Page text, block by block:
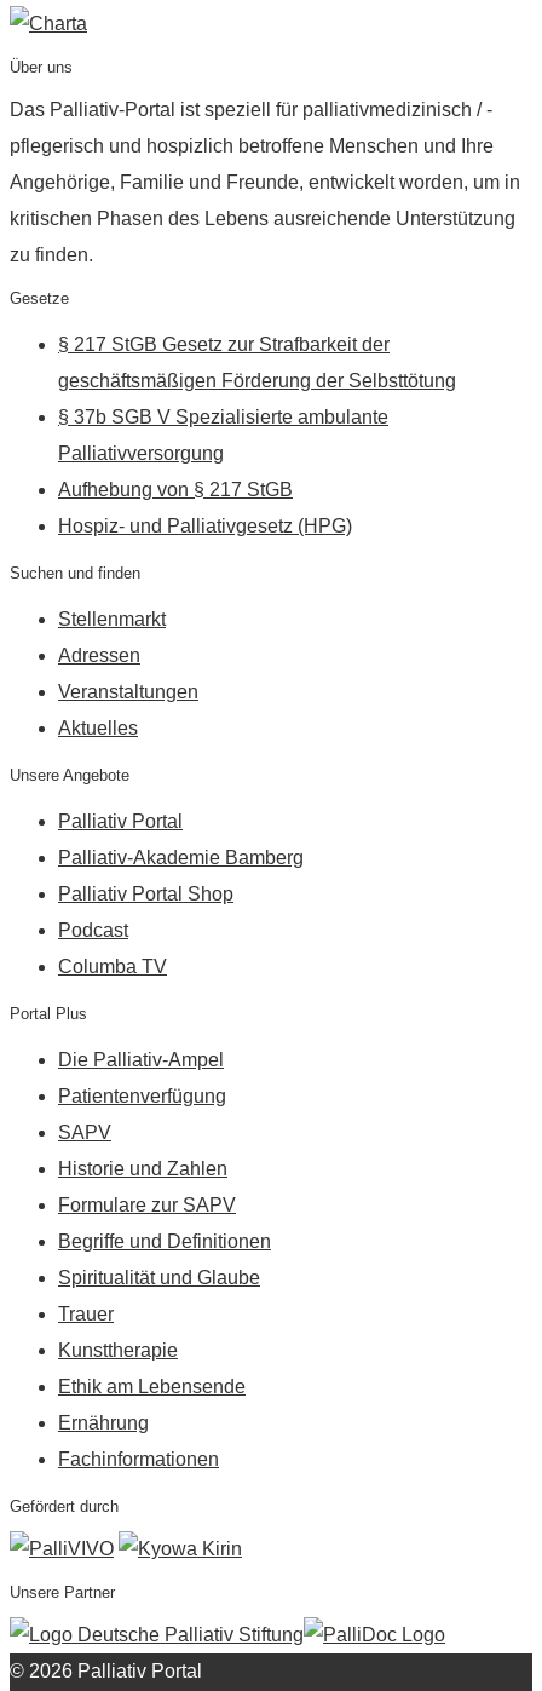
Über uns
Das Palliativ-Portal ist speziell für palliativmedizinisch / -
pflegerisch und hospizlich betroffene Menschen und Ihre
Angehörige, Familie und Freunde, entwickelt worden, um in
kritischen Phasen des Lebens ausreichende Unterstützung
zu finden.
Gesetze
§ 217 StGB Gesetz zur Strafbarkeit der
geschäftsmäßigen Förderung der Selbsttötung
§ 37b SGB V Spezialisierte ambulante
Palliativversorgung
Aufhebung von § 217 StGB
Hospiz- und Palliativgesetz (HPG)
Suchen und finden
Stellenmarkt
Adressen
Veranstaltungen
Aktuelles
Unsere Angebote
Palliativ Portal
Palliativ-Akademie Bamberg
Palliativ Portal Shop
Podcast
Columba TV
Portal Plus
Die Palliativ-Ampel
Patientenverfügung
SAPV
Historie und Zahlen
Formulare zur SAPV
Begriffe und Definitionen
Spiritualität und Glaube
Trauer
Kunsttherapie
Ethik am Lebensende
Ernährung
Fachinformationen
Gefördert durch
Unsere Partner
© 2026 Palliativ Portal